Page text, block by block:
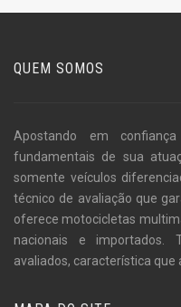
QUEM SOMOS
Apostando em
fundamentais de sua
somente veículos
técnico de avaliação que
oferece motocicletas
nacionais e importados.
avaliados, característica que